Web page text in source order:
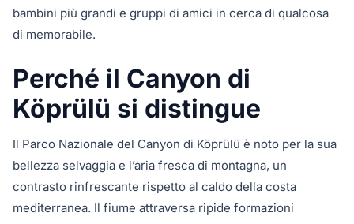
bambini più grandi e gruppi di amici in cerca di qualcosa
di memorabile.
Perché il Canyon di
Köprülü si distingue
Il Parco Nazionale del Canyon di Köprülü è noto per la sua
bellezza selvaggia e l’aria fresca di montagna, un
contrasto rinfrescante rispetto al caldo della costa
mediterranea. Il fiume attraversa ripide formazioni